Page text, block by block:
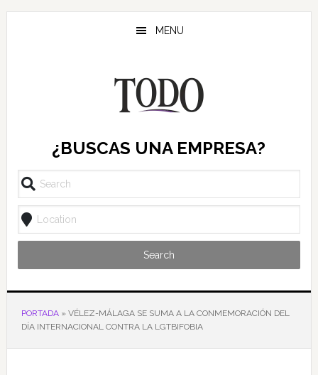
Saltar
Saltar
Saltar
MENU
¿BUSCAS UNA EMPRESA?
Search
PORTADA» VÉLEZ-MÁLAGA SE SUMA A LA CONMEMORACIÓN DEL
DÍA INTERNACIONAL CONTRA LA LGTBIFOBIA